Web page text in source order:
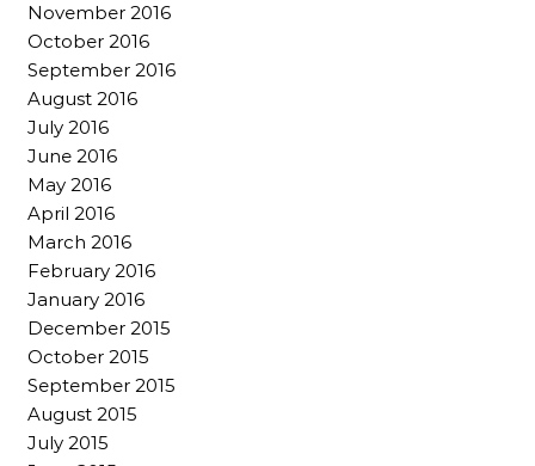
November 2016
October 2016
September 2016
August 2016
July 2016
June 2016
May 2016
April 2016
March 2016
February 2016
January 2016
December 2015
October 2015
September 2015
August 2015
July 2015